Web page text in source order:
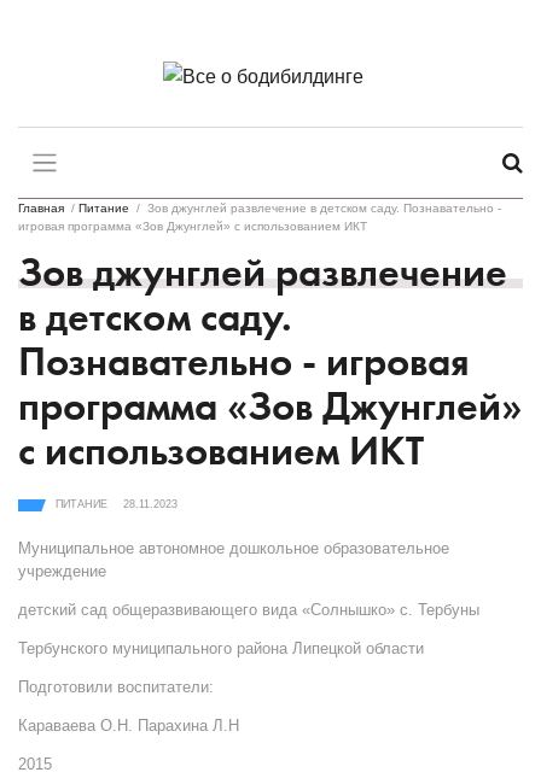
Главная / Питание / Зов джунглей развлечение в детском саду. Познавательно -
игровая программа «Зов Джунглей» с использованием ИКТ
Зов джунглей развлечение
в детском саду.
Познавательно - игровая
программа «Зов Джунглей»
с использованием ИКТ
ПИТАНИЕ 28.11.2023
Муниципальное автономное дошкольное образовательное
учреждение
детский сад общеразвивающего вида «Солнышко» с. Тербуны
Тербунского муниципального района Липецкой области
Подготовили воспитатели:
Караваева О.Н. Парахина Л.Н
2015